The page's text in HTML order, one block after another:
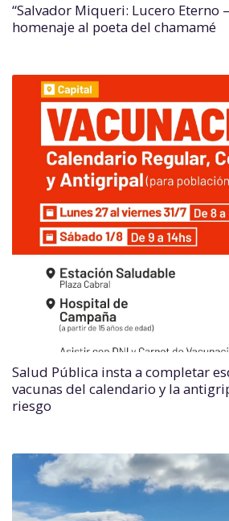
“Salvador Miqueri: Lucero Eterno
homenaje al poeta del chamamé
Salud Pública insta a completar
vacunas del calendario y la
riesgo